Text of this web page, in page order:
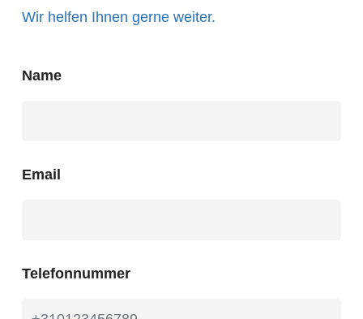
Wir helfen Ihnen gerne weiter.
Name
Email
Telefonnummer